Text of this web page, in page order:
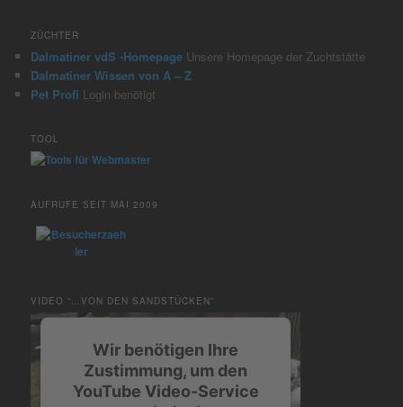
ZÜCHTER
Dalmatiner vdS -Homepage Unsere Homepage der Zuchtstätte
Dalmatiner Wissen von A – Z
Pet Profi Login benötigt
TOOL
AUFRUFE SEIT MAI 2009
VIDEO “…VON DEN SANDSTÜCKEN”
Wir benötigen Ihre
Zustimmung, um den
YouTube Video-Service